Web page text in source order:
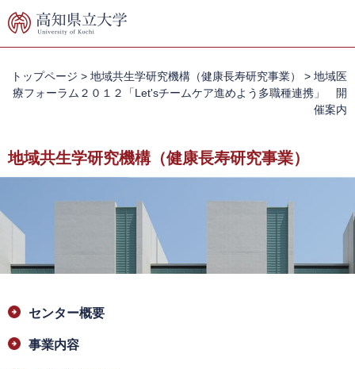
ー
ニ
本
文
トップページ > 地域共生学研究機構（健康長寿研究事業） > 地域医
療フォーラム２０１２「Let'sチームケア進めよう多職種連携」 開
催案内
地域共生学研究機構（健康長寿研究事業）
文
センター概要
事業内容